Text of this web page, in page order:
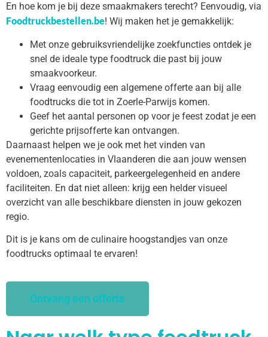
En hoe kom je bij deze smaakmakers terecht? Eenvoudig, via
Foodtruckbestellen.be! Wij maken het je gemakkelijk:
Met onze gebruiksvriendelijke zoekfuncties ontdek je
snel de ideale type foodtruck die past bij jouw
smaakvoorkeur.
Vraag eenvoudig een algemene offerte aan bij alle
foodtrucks die tot in Zoerle-Parwijs komen.
Geef het aantal personen op voor je feest zodat je een
gerichte prijsofferte kan ontvangen.
Daarnaast helpen we je ook met het vinden van
evenementenlocaties in Vlaanderen die aan jouw wensen
voldoen, zoals capaciteit, parkeergelegenheid en andere
faciliteiten. En dat niet alleen: krijg een helder visueel
overzicht van alle beschikbare diensten in jouw gekozen
regio.
Dit is je kans om de culinaire hoogstandjes van onze
foodtrucks optimaal te ervaren!
Ontvang een offerte